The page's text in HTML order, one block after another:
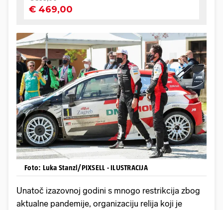
Foto: Luka Stanzl/PIXSELL - ILUSTRACIJA
Unatoč izazovnoj godini s mnogo restrikcija zbog
aktualne pandemije, organizaciju relija koji je